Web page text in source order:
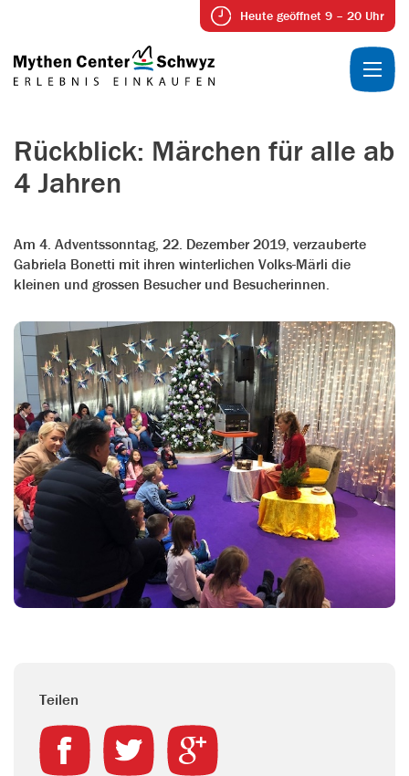
Heute geöffnet 9 – 20 Uhr
Rückblick: Märchen für alle ab
4 Jahren
Am 4. Adventssonntag, 22. Dezember 2019, verzauberte
Gabriela Bonetti mit ihren winterlichen Volks-Märli die
kleinen und grossen Besucher und Besucherinnen.
Teilen